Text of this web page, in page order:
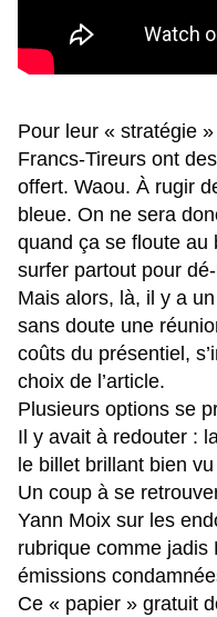
Pour leur « stratégie
Francs-Tireurs ont
offert. Waou. À rugir
bleue. On ne sera
quand ça se floute au
surfer partout pour
Mais alors, là, il y a
sans doute une
coûts du présentiel,
choix de l’article.
Plusieurs options se
Il y avait à redouter :
le billet brillant bien
Un coup à se
Yann Moix sur les
rubrique comme jadis
émissions
Ce « papier » gratuit